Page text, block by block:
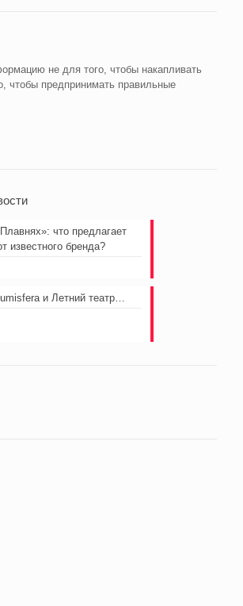
не для того, чтобы накапливать
чтобы предпринимать правильные
что предлагает
известного бренда?
и Летний театр…